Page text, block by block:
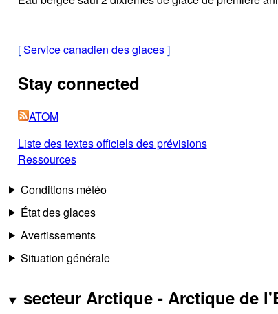
[Service canadien des glaces]
Stay connected
ATOM
Liste des textes officiels des prévisions
Ressources
Conditions météo
État des glaces
Avertissements
Situation générale
secteur Arctique - Arctique de